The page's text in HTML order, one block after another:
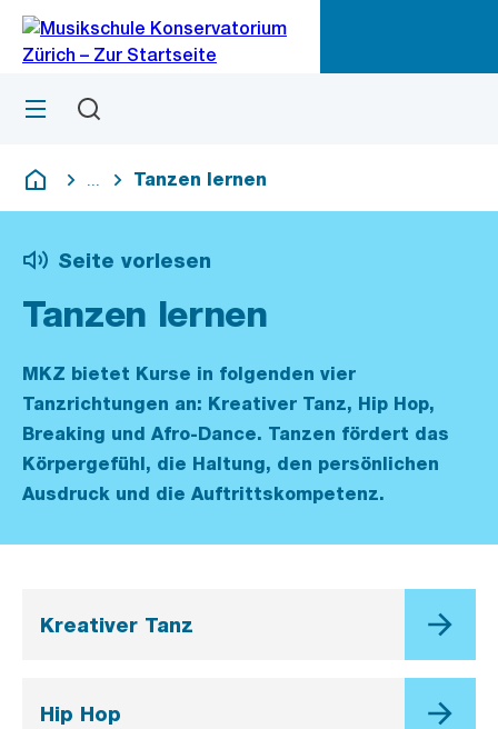
Navigation
Sprunglink
Menü
Deutsch
Blende alle Breadcrumbs ein
Tanzen lernen
Seite vorlesen
Tanzen lernen
MKZ bietet Kurse in folgenden vier
Tanzrichtungen an: Kreativer Tanz, Hip Hop,
Breaking und Afro-Dance. Tanzen fördert das
Körpergefühl, die Haltung, den persönlichen
Ausdruck und die Auftrittskompetenz.
Kreativer Tanz
Hip Hop